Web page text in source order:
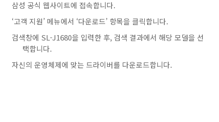
삼성 공식 웹사이트에 접속합니다.
‘고객 지원’ 메뉴에서 ‘다운로드’ 항목을 클릭합니다.
검색창에 SL-J1680을 입력한 후, 검색 결과에서 해당 모델을 선
택합니다.
자신의 운영체제에 맞는 드라이버를 다운로드합니다.